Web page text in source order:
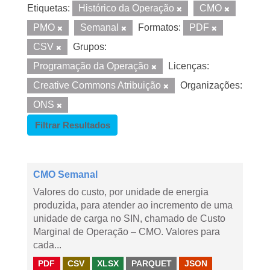
Etiquetas: Histórico da Operação
CMO
PMO
Semanal Formatos:
PDF
CSV
Grupos:
Programação da Operação
Licenças:
Creative Commons Atribuição
Organizações:
ONS
Filtrar Resultados
CMO Semanal
Valores do custo, por unidade de energia
produzida, para atender ao incremento de uma
unidade de carga no SIN, chamado de Custo
Marginal de Operação – CMO. Valores para
cada...
PDF CSV XLSX PARQUET JSON